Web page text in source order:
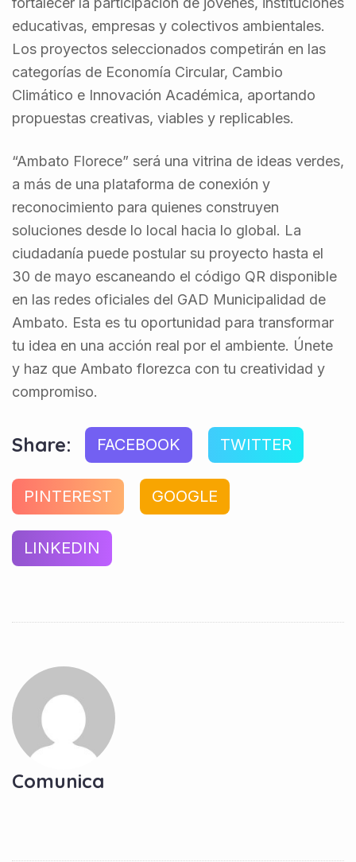
educativas, empresas y colectivos ambientales.
Los proyectos seleccionados competirán en las
categorías de Economía Circular, Cambio
Climático e Innovación Académica, aportando
propuestas creativas, viables y replicables.
“Ambato Florece” será una vitrina de ideas verdes,
a más de una plataforma de conexión y
reconocimiento para quienes construyen
soluciones desde lo local hacia lo global. La
ciudadanía puede postular su proyecto hasta el
30 de mayo escaneando el código QR disponible
en las redes oficiales del GAD Municipalidad de
Ambato. Esta es tu oportunidad para transformar
tu idea en una acción real por el ambiente. Únete
y haz que Ambato florezca con tu creatividad y
compromiso.
Share: FACEBOOK TWITTER
PINTEREST GOOGLE
LINKEDIN
Comunica